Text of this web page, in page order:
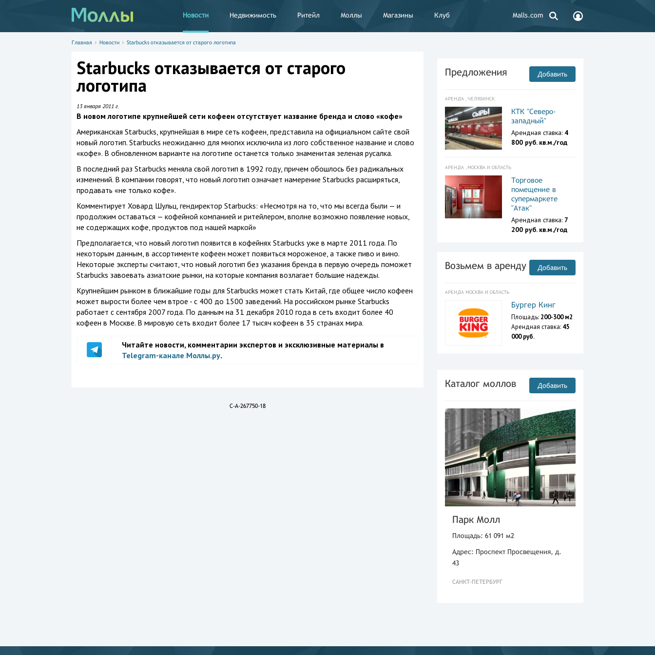
Новости Недвижимость Ритейл Моллы Магазины Клуб Malls.com
Главная Новости Starbucks отказывается от старого логотипа
Starbucks отказывается от старого
логотипа
13 января 2011 г.
В новом логотипе крупнейшей сети кофеен отсутствует название бренда и слово «кофе»
Американская Starbucks, крупнейшая в мире сеть кофеен, представила на официальном сайте свой
новый логотип. Starbucks неожиданно для многих исключила из лого собственное название и слово
«кофе». В обновленном варианте на логотипе останется только знаменитая зеленая русалка.
В последний раз Starbucks меняла свой логотип в 1992 году, причем обошлось без радикальных
изменений. В компании говорят, что новый логотип означает намерение Starbucks расширяться,
продавать «не только кофе».
Комментирует Ховард Шульц, гендиректор Starbucks: «Несмотря на то, что мы всегда были — и
продолжим оставаться — кофейной компанией и ритейлером, вполне возможно появление новых,
не содержащих кофе, продуктов под нашей маркой»
Предполагается, что новый логотип появится в кофейнях Starbucks уже в марте 2011 года. По
некоторым данным, в ассортименте кофеен может появиться мороженое, а также пиво и вино.
Некоторые эксперты считают, что новый логотип без указания бренда в первую очередь поможет
Starbucks завоевать азиатские рынки, на которые компания возлагает большие надежды.
Крупнейшим рынком в ближайшие годы для Starbucks может стать Китай, где общее число кофеен
может вырости более чем втрое - с 400 до 1500 заведений. На российском рынке Starbucks
работает с сентября 2007 года. По данным на 31 декабря 2010 года в сеть входит более 40
кофеен в Москве. В мировую сеть входит более 17 тысяч кофеен в 35 странах мира.
Читайте новости, комментарии экспертов и эксклюзивные материалы в
Telegram-канале Моллы.ру.
C-A-267750-18
Предложения Добавить
АРЕНДА , ЧЕЛЯБИНСК
КТК "Северо-
западный"
Арендная ставка: 4
800 руб. кв.м./год
АРЕНДА , МОСКВА И ОБЛАСТЬ
Торговое
помещение в
супермаркете
"Атак"
Арендная ставка: 7
200 руб. кв.м./год
Возьмем в аренду Добавить
АРЕНДА МОСКВА И ОБЛАСТЬ
Бургер Кинг
Площадь: 200-300 м2
Арендная ставка: 45
000 руб.
Каталог моллов Добавить
Парк Молл
Площадь: 61 091 м2
Адрес: Проспект Просвещения, д.
43
САНКТ-ПЕТЕРБУРГ